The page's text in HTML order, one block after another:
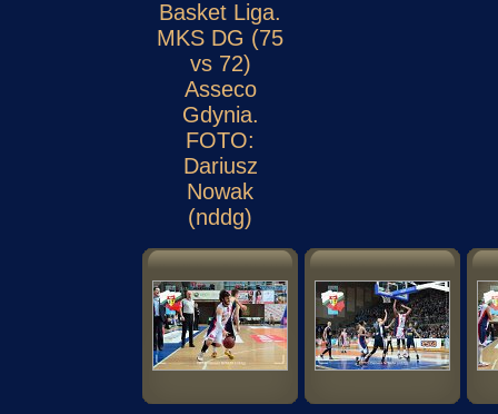
Basket Liga.
MKS DG (75
vs 72)
Asseco
Gdynia.
FOTO:
Dariusz
Nowak
(nddg)